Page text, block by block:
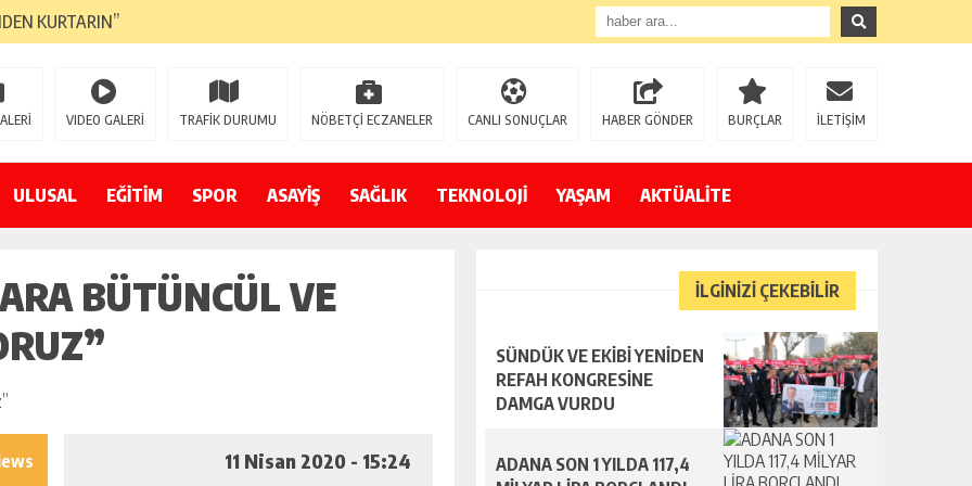
KURTARIN”
YENİ GÖZDESİ OLACAK”
KAMUOYUNA AÇIKLAYIN”
DURMAYA DAVET EDİYORUZ”
VIDEO GALERİ TRAFİK DURUMU NÖBETÇİ ECZANELER CANLI SONUÇLAR HABER GÖNDER BURÇLAR İLETİŞİM
ULUSAL EĞİTİM SPOR ASAYİŞ SAĞLIK TEKNOLOJİ YAŞAM AKTÜALİTE
BÜTÜNCÜL VE
11 Nisan 2020 - 15:24
İLGİNİZİ ÇEKEBİLİR
SÜNDÜK VE EKİBİ YENİDEN
REFAH KONGRESİNE
DAMGA VURDU
ADANA SON 1 YILDA 117,4